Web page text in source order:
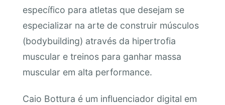
específico para atletas que desejam se
especializar na arte de construir músculos
(bodybuilding) através da hipertrofia
muscular e treinos para ganhar massa
muscular em alta performance.
Caio Bottura é um influenciador digital em